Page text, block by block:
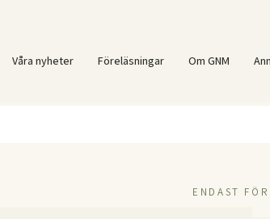
Våra nyheter Föreläsningar Om GNM
ENDAST